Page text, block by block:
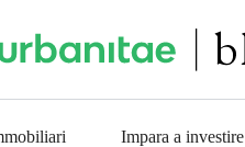
Impara a investire